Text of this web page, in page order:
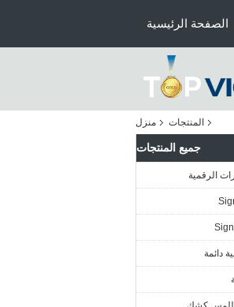
الصفحة الرئيسية
منزل المنتجات
جميع المنتجات
الرقمية
دائمة